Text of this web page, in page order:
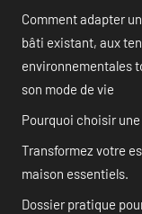
Comment adapter
bâti existant, aux
environnementales
son mode de vie
Pourquoi choisir
Transformez votre
maison essentiels.
Dossier pratique